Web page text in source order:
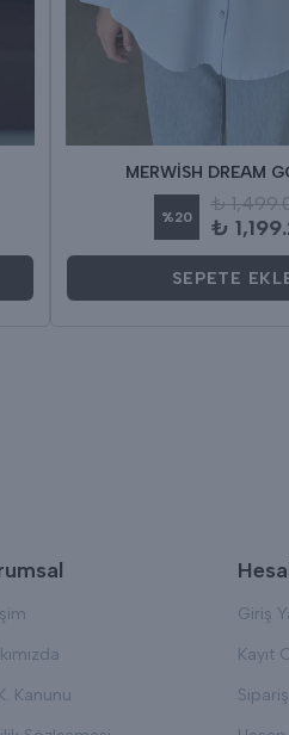
MERWİSH DREAM
%20
₺
₺
SEPETE
Kanunu
Giriş
Kayıt